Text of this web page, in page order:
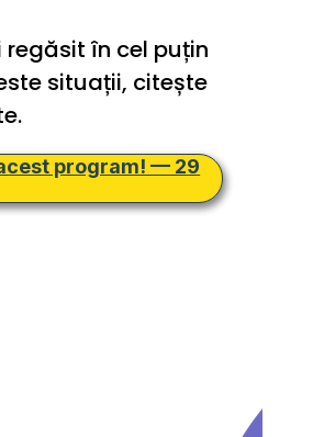
program! — 29
în cel puțin
situații, citește